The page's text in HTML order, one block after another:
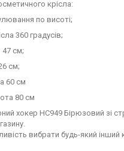
крісла:
по висоті;
360 градусів;
47 см;
см;
60 см
80 см
хокер HC949 Бірюзовий
вибрати будь-який інший